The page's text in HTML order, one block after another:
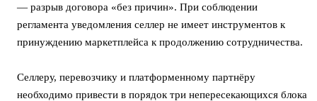
— разрыв договора «без причин». При соблюдении
регламента уведомления селлер не имеет инструментов к
принуждению маркетплейса к продолжению сотрудничества.
Селлеру, перевозчику и платформенному партнёру
необходимо привести в порядок три непересекающихся блока